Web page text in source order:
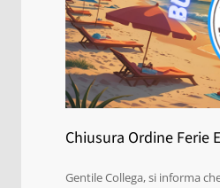
Chiusura Ordine Ferie
Gentile Collega, si informa